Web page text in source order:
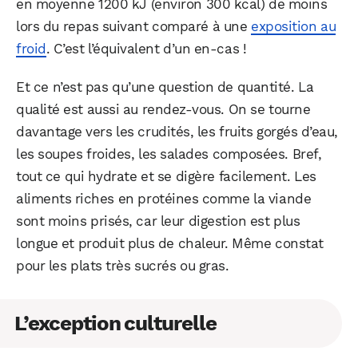
en moyenne 1200 kJ (environ 300 kcal) de moins
lors du repas suivant comparé à une exposition au
froid . C’est l’équivalent d’un en-cas !
Et ce n’est pas qu’une question de quantité. La
qualité est aussi au rendez-vous. On se tourne
davantage vers les crudités, les fruits gorgés d’eau,
les soupes froides, les salades composées. Bref,
tout ce qui hydrate et se digère facilement. Les
aliments riches en protéines comme la viande
sont moins prisés, car leur digestion est plus
longue et produit plus de chaleur. Même constat
pour les plats très sucrés ou gras.
L’exception culturelle
Facebook LinkedIn